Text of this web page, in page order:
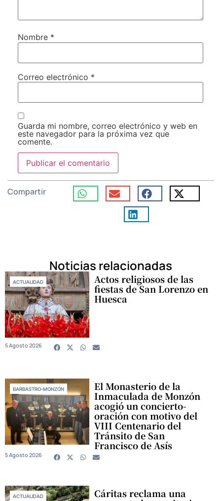
Nombre *
Correo electrónico *
Guarda mi nombre, correo electrónico y web en
este navegador para la próxima vez que
comente.
Compartir
Noticias relacionadas
ACTUALIDAD Actos religiosos de las
fiestas de San Lorenzo en
Huesca
5 Agosto 2026
BARBASTRO-MONZÓN El Monasterio de la
Inmaculada de Monzón
acogió un concierto-
oración con motivo del
VIII Centenario del
Tránsito de San
Francisco de Asís
5 Agosto 2026
ACTUALIDAD Cáritas reclama una